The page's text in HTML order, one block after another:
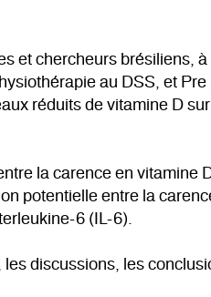
et chercheurs brésiliens,
au DSS, et
réduits de vitamine D
la carence en vitamine
potentielle entre la
6 (IL-6).
discussions, les